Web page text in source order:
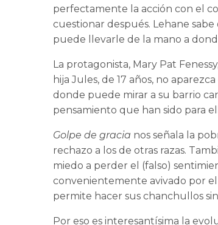
perfectamente la acción con el
cuestionar después. Lehane
puede llevarle de la mano a
La protagonista, Mary Pat
hija Jules, de 17 años, no
donde puede mirar a su barrio
pensamiento que han sido para
Golpe de gracia nos señala la
rechazo a los de otras razas.
miedo a perder el (falso)
convenientemente avivado por
permite hacer sus chanchullos
Por eso es interesantísima la